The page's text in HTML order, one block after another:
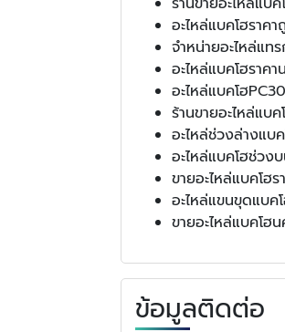
อะไหล่แบคโฮรา
จำหน่ายอะไหล่แ
อะไหล่แบคโฮราค
อะไหล่แบคโฮ
ร้านขายอะไหล่แบ
อะไหล่ช่วงล่างแบ
อะไหล่แบคโฮช่ว
ขายอะไหล่แบคโฮ
อะไหล่แขนขุดแบ
ขายอะไหล่แบคโ
ข้อมูลติดต่อ